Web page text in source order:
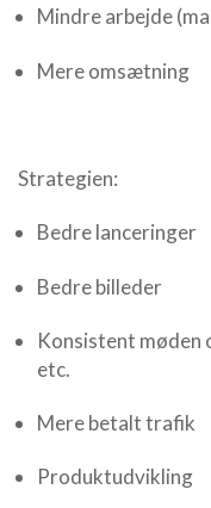
Mindre arbejde
Mere omsætning
Strategien:
Bedre lanceringer
Bedre billeder
Konsistent møden
etc.
Mere betalt trafik
Produktudvikling